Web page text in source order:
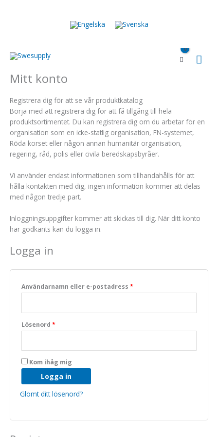
Mitt konto
Registrera dig för att se vår produktkatalog
Börja med att registrera dig för att få tillgång till hela
produktsortimentet. Du kan registrera dig om du arbetar för en
organisation som en icke-statlig organisation, FN-systemet,
Röda korset eller någon annan humanitär organisation,
regering, råd, polis eller civila beredskapsbyråer.
Vi använder endast informationen som tillhandahålls för att
hålla kontakten med dig, ingen information kommer att delas
med någon tredje part.
Inloggningsuppgifter kommer att skickas till dig. När ditt konto
har godkänts kan du logga in.
Logga in
Användarnamn eller e-postadress *
Lösenord *
Kom ihåg mig
Logga in
Glömt ditt lösenord?
Nödvändiga
Dessa kakor
att hemsidan
över huvud
taget ska
fungera.
Statistik